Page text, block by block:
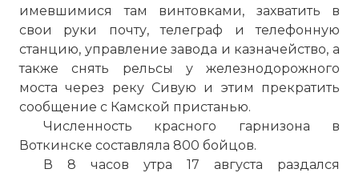
имевшимися там винтовками, захватить в
свои руки почту, телеграф и телефонную
станцию, управление завода и казначейство, а
также снять рельсы у железнодорожного
моста через реку Сивую и этим прекратить
сообщение с Камской пристанью.
Численность красного гарнизона в
Воткинске составляла 800 бойцов.
В 8 часов утра 17 августа раздался